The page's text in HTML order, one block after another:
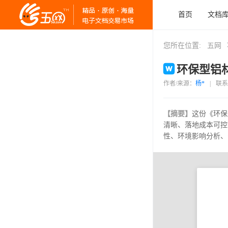
首页 文档
您所在位置: 五网
环保型铝
作者/来源： 杨* 联
【摘要】 这份《环
清晰、落地成本可
性、环境影响分析